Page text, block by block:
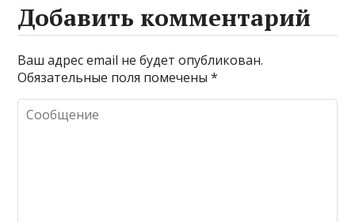
Добавить комментарий
Ваш адрес email не будет опубликован.
Обязательные поля помечены*